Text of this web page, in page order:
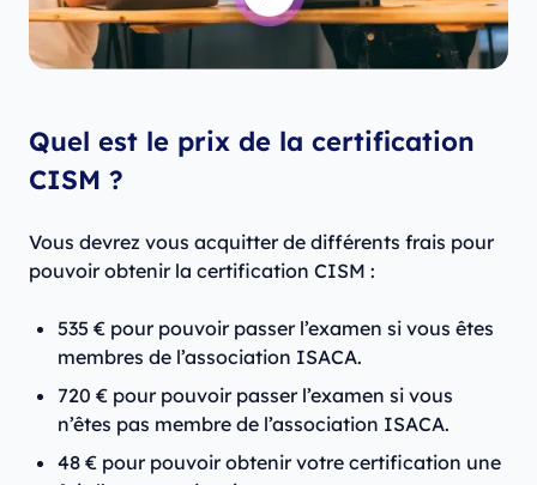
Quel est le prix de la certification
CISM ?
Vous devrez vous acquitter de différents frais pour
pouvoir obtenir la certification CISM :
535 € pour pouvoir passer l’examen si vous êtes
membres de l’association ISACA.
720 € pour pouvoir passer l’examen si vous
n’êtes pas membre de l’association ISACA.
48 € pour pouvoir obtenir votre certification une